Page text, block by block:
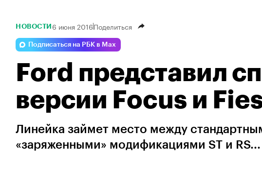
НОВОСТИ 6 июня 2016Поделиться
Подписаться на РБК в Max
Ford представил
версии Focus и
Линейка займет место между
«заряженными» модификациями ST и RS...